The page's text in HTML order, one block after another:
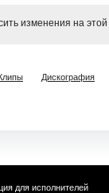
изменения на
Дискография
для исполнителей